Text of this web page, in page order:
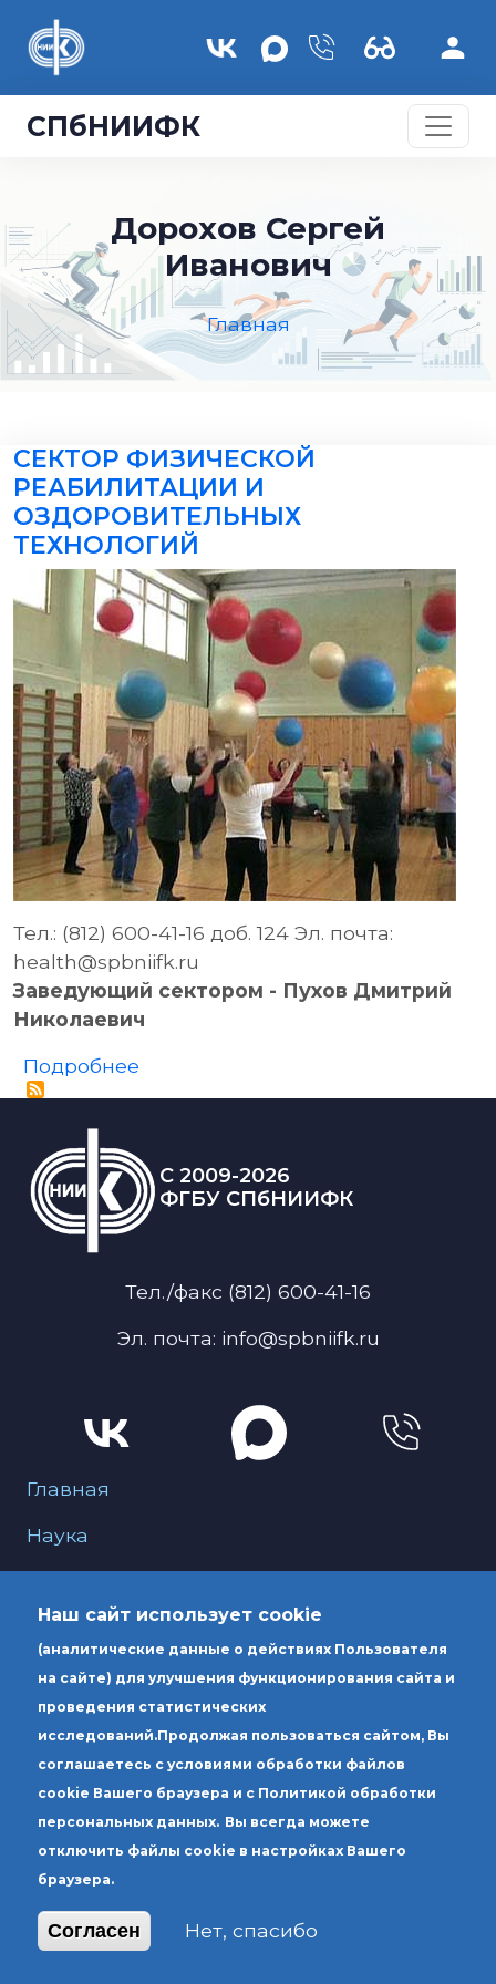
СПбНИИФК
Дорохов Сергей
Иванович
Главная
СЕКТОР ФИЗИЧЕСКОЙ
РЕАБИЛИТАЦИИ И
ОЗДОРОВИТЕЛЬНЫХ
ТЕХНОЛОГИЙ
Тел.: (812) 600-41-16 доб. 124 Эл. почта:
health@spbniifk.ru
Заведующий сектором - Пухов Дмитрий
Николаевич
Подробнеео СЕКТОР ФИЗИЧЕСКОЙ
C 2009-2026
ФГБУ СПбНИИФК
Тел./факс (812) 600-41-16
Эл. почта: info@spbniifk.ru
Меню для подвала
Главная
Наука
Образование
Услуги
Юридический адрес: Россия 190000, г.
Санкт-Петербург, вн.тер.г. муниципальный
округ Литейный округ, ул. Чехова, д. 6,
литера А
Петербург, вн.тер.г. муниципальный округ
Литейный округ, ул. Чехова, д. 4, литера А
Наш сайт использует cookie
(аналитические данные о действиях Пользователя
на сайте) для улучшения функционирования сайта и
проведения статистических
исследований.Продолжая пользоваться сайтом, Вы
соглашаетесь с условиями обработки файлов
cookie Вашего браузера и с Политикой обработки
персональных данных. Вы всегда можете
отключить файлы cookie в настройках Вашего
браузера.
Согласен Нет, спасибо